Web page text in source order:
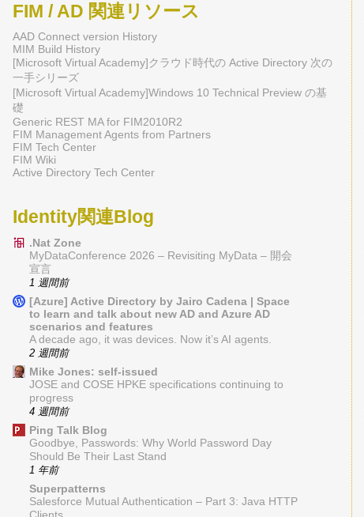
FIM / AD 関連リソース
AAD Connect version History
MIM Build History
[Microsoft Virtual Academy]クラウド時代の Active Directory 次の
一手シリーズ
[Microsoft Virtual Academy]Windows 10 Technical Preview の基
礎
Generic REST MA for FIM2010R2
FIM Management Agents from Partners
FIM Tech Center
FIM Wiki
Active Directory Tech Center
Identity関連Blog
.Nat Zone
MyDataConference 2026 – Revisiting MyData – 開会
宣言
1 週間前
[Azure] Active Directory by Jairo Cadena | Space
to learn and talk about new AD and Azure AD
scenarios and features
A decade ago, it was devices. Now it’s AI agents.
2 週間前
Mike Jones: self-issued
JOSE and COSE HPKE specifications continuing to
progress
4 週間前
Ping Talk Blog
Goodbye, Passwords: Why World Password Day
Should Be Their Last Stand
1 年前
Superpatterns
Salesforce Mutual Authentication – Part 3: Java HTTP